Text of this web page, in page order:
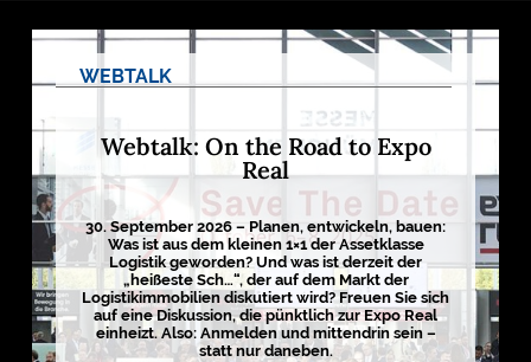
a
n
s
L
i
s
t
i
r
e
g
o
n
e
n
WEBTALK
Webtalk: On the Road to Expo
Real
30. September 2026 – Planen, entwickeln, bauen:
Was ist aus dem kleinen 1×1 der Assetklasse
Logistik geworden? Und was ist derzeit der
„heißeste Sch…“, der auf dem Markt der
Logistikimmobilien diskutiert wird? Freuen Sie sich
auf eine Diskussion, die pünktlich zur Expo Real
einheizt. Also: Anmelden und mittendrin sein –
statt nur daneben.